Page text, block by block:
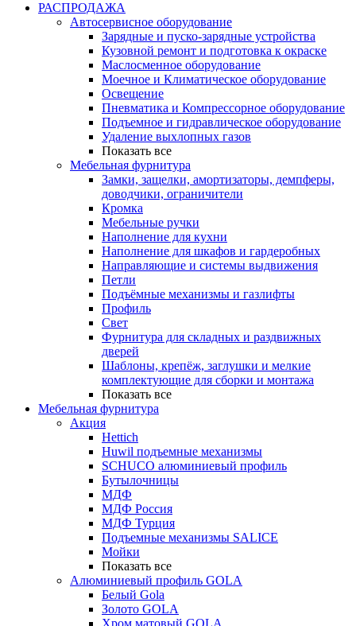
РАСПРОДАЖА
Автосервисное оборудование
Зарядные и пуско-зарядные устройства
Кузовной ремонт и подготовка к окраске
Маслосменное оборудование
Моечное и Климатическое оборудование
Освещение
Пневматика и Компрессорное оборудование
Подъемное и гидравлическое оборудование
Удаление выхлопных газов
Показать все
Мебельная фурнитура
Замки, защелки, амортизаторы, демпферы,
доводчики, ограничители
Кромка
Мебельные ручки
Наполнение для кухни
Наполнение для шкафов и гардеробных
Направляющие и системы выдвижения
Петли
Подъёмные механизмы и газлифты
Профиль
Свет
Фурнитура для складных и раздвижных
дверей
Шаблоны, крепёж, заглушки и мелкие
комплектующие для сборки и монтажа
Показать все
Мебельная фурнитура
Акция
Hettich
Huwil подъемные механизмы
SCHUCO алюминиевый профиль
Бутылочницы
МДФ
МДФ Россия
МДФ Турция
Подъемные механизмы SALICE
Мойки
Показать все
Алюминиевый профиль GOLA
Белый Gola
Золото GOLA